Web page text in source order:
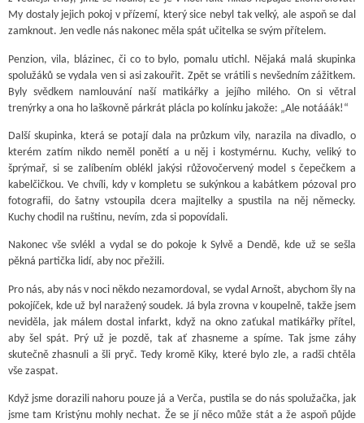
My dostaly jejich pokoj v přízemí, který sice nebyl tak velký, ale aspoň se dal
zamknout. Jen vedle nás nakonec měla spát učitelka se svým přítelem.
Penzion, vila, blázinec, či co to bylo, pomalu utichl. Nějaká malá skupinka
spolužáků se vydala ven si asi zakouřit. Zpět se vrátili s nevšedním zážitkem.
Byly svědkem namlouvání naší matikářky a jejího milého. On si větral
trenýrky a ona ho laškovně párkrát plácla po kolínku jakože: „Ale notááák!“
Další skupinka, která se potají dala na průzkum vily, narazila na divadlo, o
kterém zatím nikdo neměl ponětí a u něj i kostymérnu. Kuchy, veliký to
šprýmař, si se zalíbením oblékl jakýsi růžovočervený model s čepečkem a
kabelčičkou. Ve chvíli, kdy v kompletu se sukýnkou a kabátkem pózoval pro
fotografii, do šatny vstoupila dcera majitelky a spustila na něj německy.
Kuchy chodil na ruštinu, nevím, zda si popovídali.
Nakonec vše svlékl a vydal se do pokoje k Sylvě a Dendě, kde už se sešla
pěkná partička lidí, aby noc přežili.
Pro nás, aby nás v noci někdo nezamordoval, se vydal Arnošt, abychom šly na
pokojíček, kde už byl naražený soudek. Já byla zrovna v koupelně, takže jsem
neviděla, jak málem dostal infarkt, když na okno zaťukal matikářky přítel,
aby šel spát. Prý už je pozdě, tak ať zhasneme a spíme. Tak jsme záhy
skutečně zhasnuli a šli pryč. Tedy kromě Kiky, které bylo zle, a radši chtěla
vše zaspat.
Když jsme dorazili nahoru pouze já a Verča, pustila se do nás spolužačka, jak
jsme tam Kristýnu mohly nechat. Že se jí něco může stát a že aspoň půjde